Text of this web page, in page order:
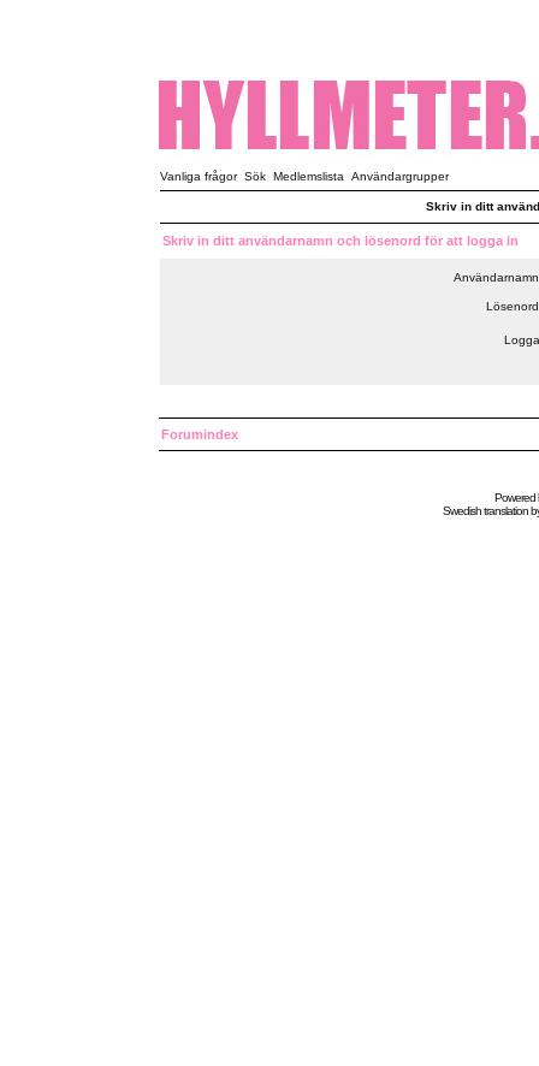
Vanliga frågor Sök Medlemslista Användargrupper
Skriv in ditt
Skriv in ditt användarnamn och lösenord för att logga in
Forumindex
Powered
Swedishtranslation